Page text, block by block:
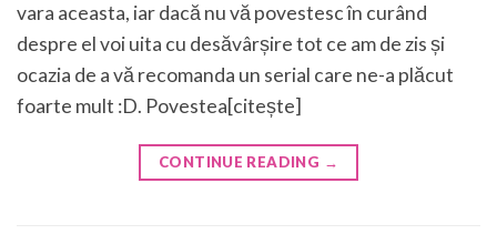
vara aceasta, iar dacă nu vă povestesc în curând
despre el voi uita cu desăvârșire tot ce am de zis și
ocazia de a vă recomanda un serial care ne-a plăcut
foarte mult :D. Povestea[citește]
CONTINUE READING →